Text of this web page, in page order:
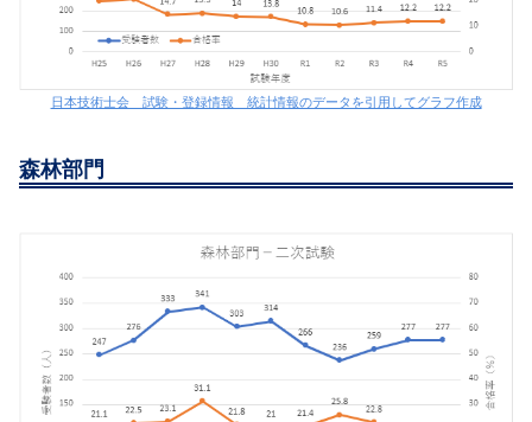
日本技術士会 試験・登録情報 統計情報のデータを引用してグラフ作成
森林部門